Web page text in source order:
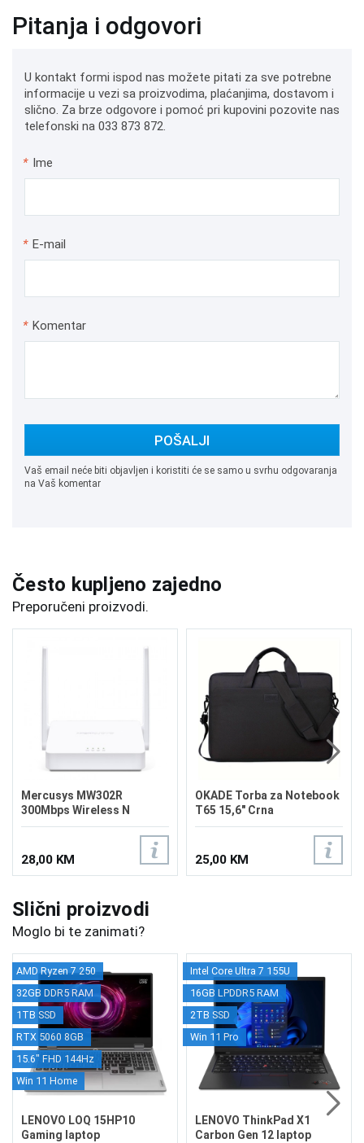
Pitanja i odgovori
U kontakt formi ispod nas možete pitati za sve potrebne
informacije u vezi sa proizvodima, plaćanjima, dostavom i
slično. Za brze odgovore i pomoć pri kupovini pozovite nas
telefonski na 033 873 872.
* Ime
* E-mail
* Komentar
POŠALJI
Vaš email neće biti objavljen i koristiti će se samo u svrhu odgovaranja
na Vaš komentar
Često kupljeno zajedno
Preporučeni proizvodi.
Mercusys MW302R
300Mbps Wireless N
Router
28,00 KM
OKADE Torba za Notebook
T65 15,6" Crna
25,00 KM
Slični proizvodi
Moglo bi te zanimati?
AMD Ryzen 7 250
32GB DDR5 RAM
1TB SSD
RTX 5060 8GB
15.6" FHD 144Hz
Win 11 Home
LENOVO LOQ 15HP10
Gaming laptop
Intel Core Ultra 7 155U
16GB LPDDR5 RAM
2TB SSD
Win 11 Pro
LENOVO ThinkPad X1
Carbon Gen 12 laptop